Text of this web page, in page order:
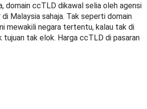
domain ccTLD dikawal selia oleh agensi
Malaysia sahaja. Tak seperti domain
mewakili negara tertentu, kalau tak di
tujuan tak elok. Harga ccTLD di pasaran